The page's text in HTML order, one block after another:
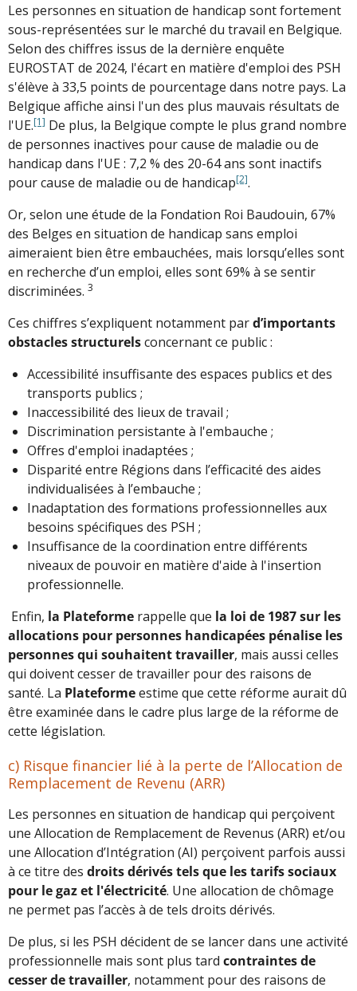
Les personnes en situation de handicap sont fortement
sous-représentées sur le marché du travail en Belgique.
Selon des chiffres issus de la dernière enquête
EUROSTAT de 2024, l'écart en matière d'emploi des PSH
s'élève à 33,5 points de pourcentage dans notre pays. La
Belgique affiche ainsi l'un des plus mauvais résultats de
l'UE.[1] De plus, la Belgique compte le plus grand nombre
de personnes inactives pour cause de maladie ou de
handicap dans l'UE : 7,2 % des 20-64 ans sont inactifs
pour cause de maladie ou de handicap[2].
Or, selon une étude de la Fondation Roi Baudouin, 67%
des Belges en situation de handicap sans emploi
aimeraient bien être embauchées, mais lorsqu’elles sont
en recherche d’un emploi, elles sont 69% à se sentir
discriminées. 3
Ces chiffres s’expliquent notamment pard’importants
obstacles structurelsconcernant ce public :
Accessibilité insuffisante des espaces publics et des
transports publics ;
Inaccessibilité des lieux de travail ;
Discrimination persistante à l'embauche ;
Offres d'emploi inadaptées ;
Disparité entre Régions dans l’efficacité des aides
individualisées à l’embauche ;
Inadaptation des formations professionnelles aux
besoins spécifiques des PSH ;
Insuffisance de la coordination entre différents
niveaux de pouvoir en matière d'aide à l'insertion
professionnelle.
Enfin, la Plateforme rappelle que la loi de 1987 sur les
allocations pour personnes handicapées pénalise les
personnes qui souhaitent travailler, mais aussi celles
qui doivent cesser de travailler pour des raisons de
santé. La Plateformeestime que cette réforme aurait dû
être examinée dans le cadre plus large de la réforme de
cette législation.
c) Risque financier lié à la perte de l’Allocation de
Remplacement de Revenu (ARR)
Les personnes en situation de handicap qui perçoivent
une Allocation de Remplacement de Revenus (ARR) et/ou
une Allocation d’Intégration (AI) perçoivent parfois aussi
à ce titre des droits dérivés tels que les tarifs sociaux
pour le gaz et l'électricité. Une allocation de chômage
ne permet pas l’accès à de tels droits dérivés.
De plus, si les PSH décident de se lancer dans une activité
professionnelle mais sont plus tard contraintes de
cesser de travailler, notamment pour des raisons de